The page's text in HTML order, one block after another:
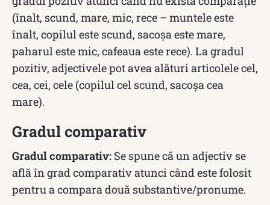
(înalt, scund, mare, mic, rece – muntele este
înalt, copilul este scund, sacoșa este mare,
paharul este mic, cafeaua este rece). La gradul
pozitiv, adjectivele pot avea alături articolele cel,
cea, cei, cele (copilul cel scund, sacoșa cea
mare).
Gradul comparativ
Gradul comparativ: Se spune că un adjectiv se
află în grad comparativ atunci când este folosit
pentru a compara două substantive/pronume.